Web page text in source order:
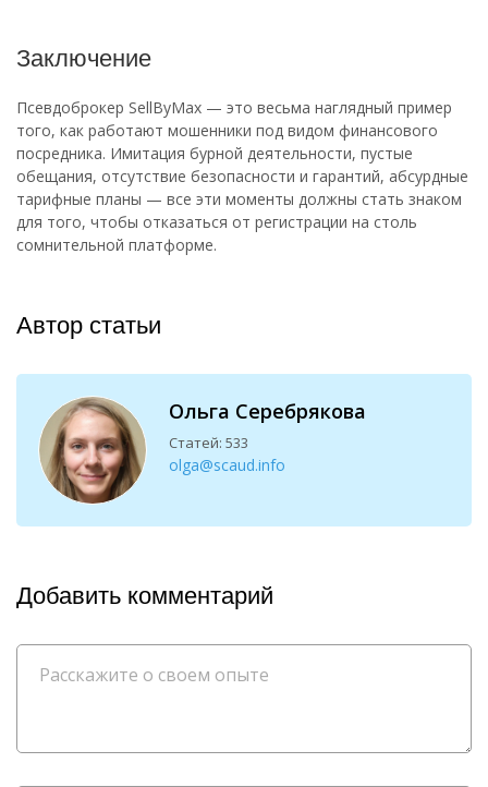
Заключение
Псевдоброкер SellByMax — это весьма наглядный пример
того, как работают мошенники под видом финансового
посредника. Имитация бурной деятельности, пустые
обещания, отсутствие безопасности и гарантий, абсурдные
тарифные планы — все эти моменты должны стать знаком
для того, чтобы отказаться от регистрации на столь
сомнительной платформе.
Автор статьи
Ольга Серебрякова
Статей: 533
olga@scaud.info
Добавить комментарий